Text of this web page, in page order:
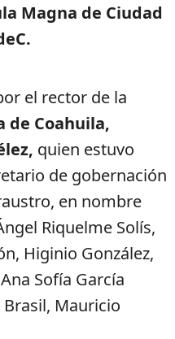
Magna de Ciudad
el rector de la
de Coahuila,
quien estuvo
de gobernación
en nombre
Riquelme Solís,
Higinio González,
Sofía García
Mauricio